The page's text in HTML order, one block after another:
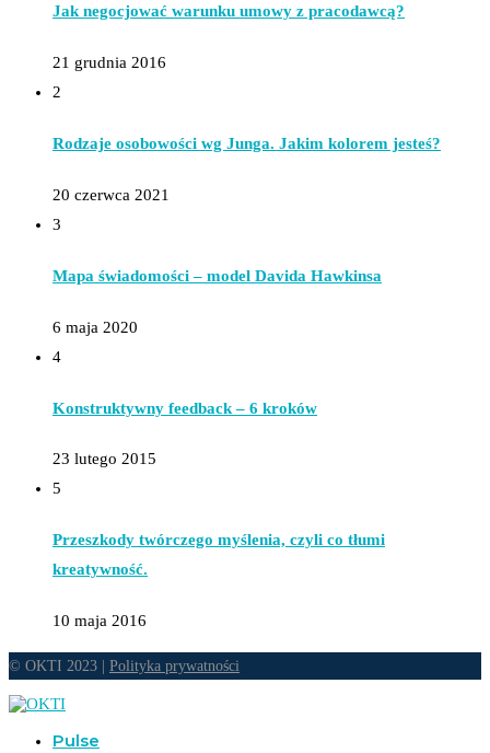
Jak negocjować warunku umowy z pracodawcą?
21 grudnia 2016
2
Rodzaje osobowości wg Junga. Jakim kolorem jesteś?
20 czerwca 2021
3
Mapa świadomości – model Davida Hawkinsa
6 maja 2020
4
Konstruktywny feedback – 6 kroków
23 lutego 2015
5
Przeszkody twórczego myślenia, czyli co tłumi
kreatywność.
10 maja 2016
© OKTI 2023 | Polityka prywatności
Pulse